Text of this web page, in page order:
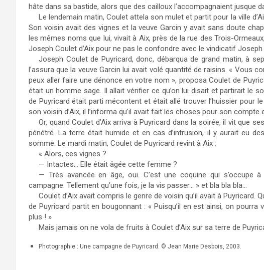
hâte dans sa bastide, alors que des cailloux l’accompagnaient jusque
Le lendemain matin, Coulet attela son mulet et partit pour la ville
Son voisin avait des vignes et la veuve Garcin y avait sans doute
les mêmes noms que lui, vivait à Aix, près de la rue des Trois-
Joseph Coulet d’Aix pour ne pas le confondre avec le vindicatif
Joseph Coulet de Puyricard, donc, débarqua de grand matin, à
l’assura que la veuve Garcin lui avait volé quantité de raisins. « Vous
peux aller faire une dénonce en votre nom », proposa Coulet de
était un homme sage. Il allait vérifier ce qu’on lui disait et partirait le
de Puyricard était parti mécontent et était allé trouver l’huissier pour
son voisin d’Aix, il l’informa qu’il avait fait les choses pour son
Or, quand Coulet d’Aix arriva à Puyricard dans la soirée, il vit que
pénétré. La terre était humide et en cas d’intrusion, il y aurait eu
somme. Le mardi matin, Coulet de Puyricard revint à Aix :
« Alors, ces vignes ?
— Intactes… Elle était âgée cette femme ?
— Très avancée en âge, oui. C’est une coquine qui
campagne. Tellement qu’une fois, je la vis passer… » et bla bla bla…
Coulet d’Aix avait compris le genre de voisin qu’il avait à Puyricard.
de Puyricard partit en bougonnant : « Puisqu’il en est ainsi, on
plus ! »
Mais jamais on ne vola de fruits à Coulet d’Aix sur sa terre de
Photographie : Une campagne de Puyricard. © Jean Marie Desbois, 2003.